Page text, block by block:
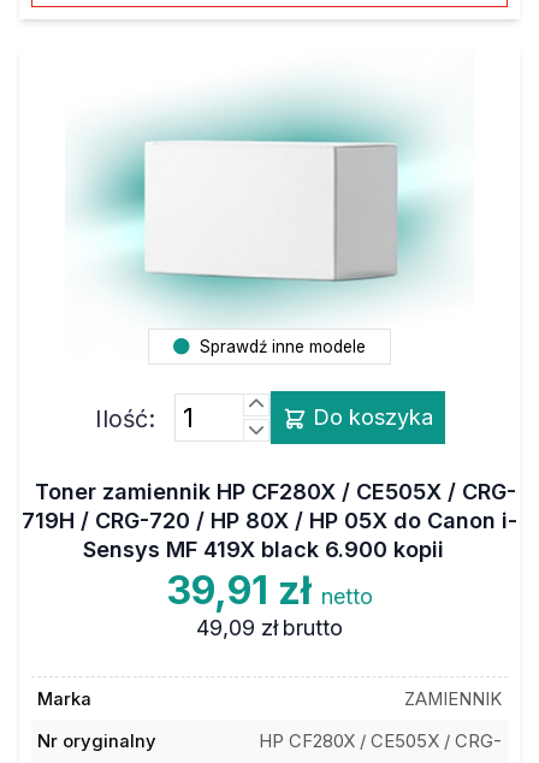
Sprawdź inne modele
Ilość: Do koszyka
Toner zamiennik HP CF280X / CE505X / CRG-
719H / CRG-720 / HP 80X / HP 05X do Canon i-
Sensys MF 419X black 6.900 kopii
39,91 zł netto
49,09 zł brutto
Marka
ZAMIENNIK
Nr oryginalny
HP CF280X / CE505X / CRG-